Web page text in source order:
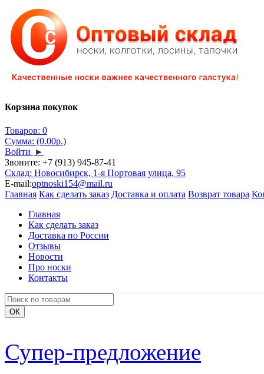
Корзина покупок
Товаров: 0
Сумма: (0.00р.)
Войти ►
Звоните: +7 (913) 945-87-41
Склад: Новосибирск, 1-я Портовая улица, 95
E-mail:optnoski154@mail.ru
Главная Как сделать заказ Доставка и оплата Возврат товара
Главная
Как сделать заказ
Доставка по России
Отзывы
Новости
Про носки
Контакты
Супер-предложение